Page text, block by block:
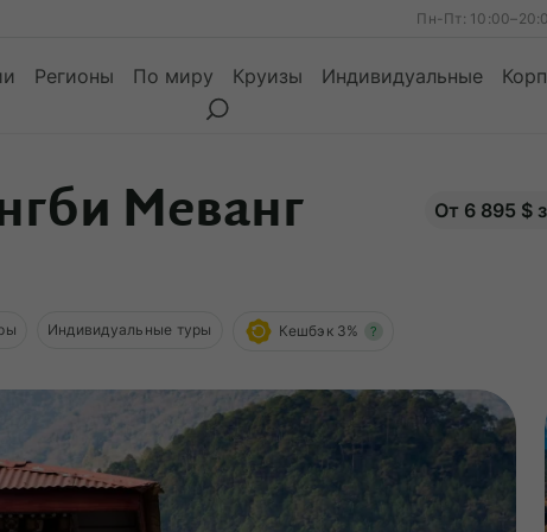
Пн-Пт:
Регионы По миру Круизы Индивидуальные
Меванг От 6 895 $
Индивидуальные туры Кешбэк 3% ?